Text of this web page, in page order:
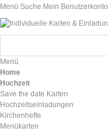
Menü Suche Mein Benutzerkonto
Menü
Home
Hochzeit
Save the date Karten
Hochzeitseinladungen
Kirchenhefte
Menükarten